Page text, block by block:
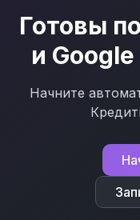
Готовы
и
Начните